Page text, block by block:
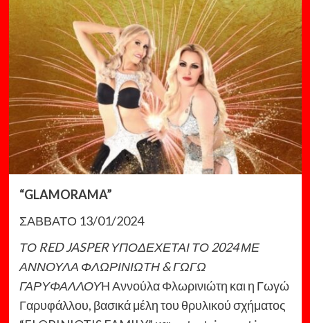
“GLAMORAMA”
ΣΑΒΒΑΤΟ 13/01/2024
ΤΟ RED JASPER ΥΠΟΔΕΧΕΤΑΙ ΤΟ 2024 ΜΕ
ΑΝΝΟΥΛΑ ΦΛΩΡΙΝΙΩΤΗ & ΓΩΓΩ
ΓΑΡΥΦΑΛΛΟΥΗ Αννούλα Φλωρινιώτη και η Γωγώ
Γαρυφάλλου, βασικά μέλη του θρυλικού σχήματος